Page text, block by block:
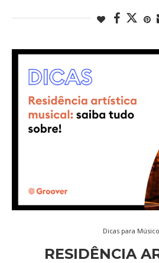
Dicas para
RESIDÊNCIA